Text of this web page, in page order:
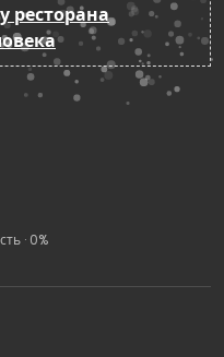
ресторана
· 0%